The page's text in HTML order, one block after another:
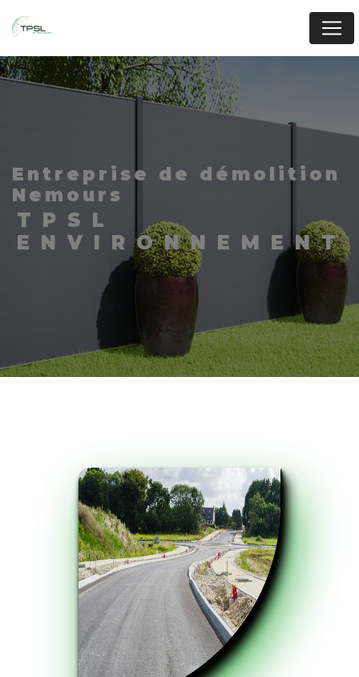
entreprise de démolition
Nemours
TPSL
ENVIRONNEMENT